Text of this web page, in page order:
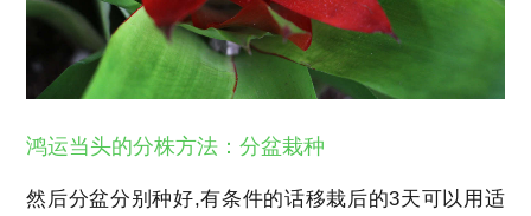
鸿运当头的分株方法：分盆栽种
然后分盆分别种好,有条件的话移栽后的3天可以用适